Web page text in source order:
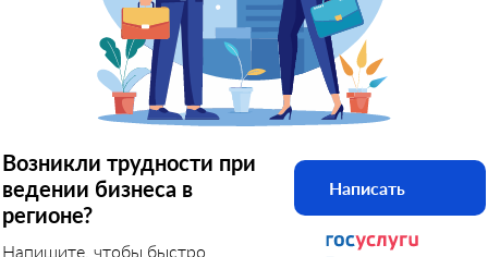
Возникли трудности при
ведении бизнеса в
регионе?
Напишите, чтобы быстро
Написать